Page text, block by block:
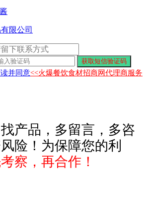
品
限公司
读并同意<<火爆餐饮食材招商网代理商服务
找产品，多留言，多咨
险！为保障您的利
察，再合作！